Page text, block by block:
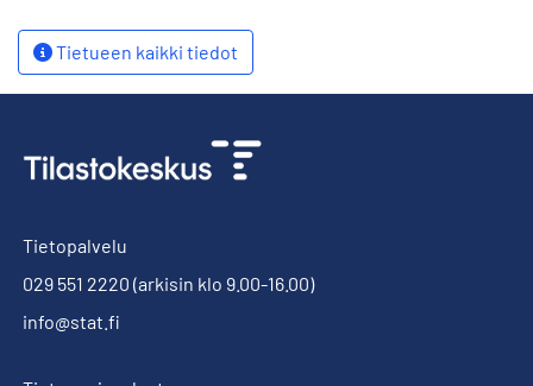
Tietueen kaikki tiedot
Tietopalvelu
029 551 2220 (arkisin klo 9.00-16.00)
info@stat.fi